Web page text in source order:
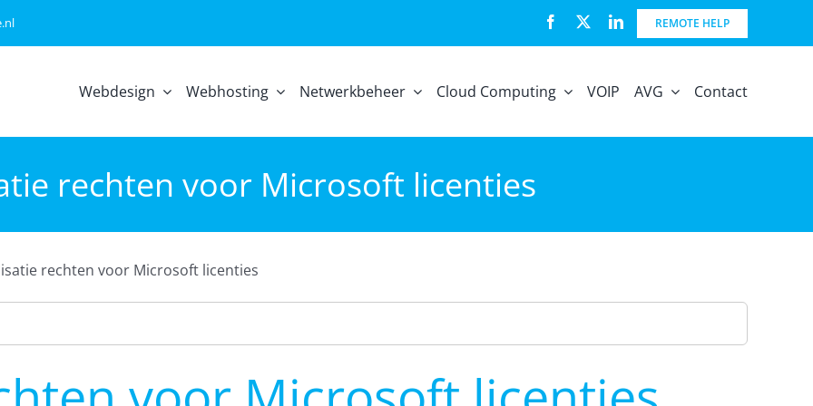
REMOTE HELP
Webdesign Webhosting Netwerkbeheer Cloud Computing VOIP AVG Contact
rechten voor Microsoft licenties
rechten voor Microsoft licenties